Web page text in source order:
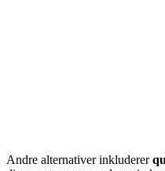
Andre alternativer inkluderer